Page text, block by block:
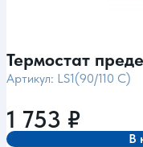
Термостат
Артикул: LS1(90/110 C)
1 753 ₽
В